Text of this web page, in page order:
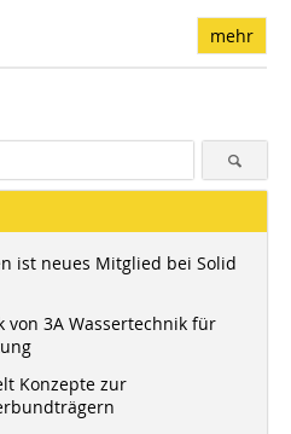
mehr
ist neues Mitglied bei Solid
von 3A Wassertechnik für
Konzepte zur